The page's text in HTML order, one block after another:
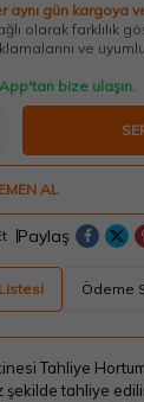
aynı gün kargoya
olarak farklılık
ve
bize ulaşın.
AL
Paylaş
Ödeme
Tahliye
şekilde tahliye